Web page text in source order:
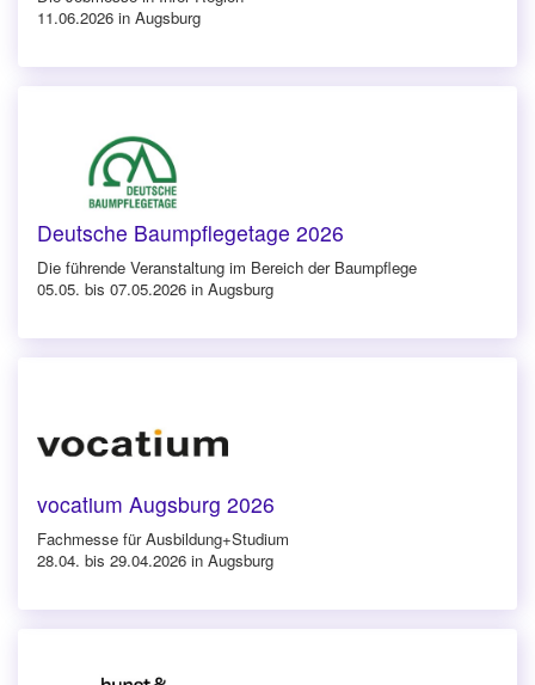
11.06.2026 in Augsburg
Deutsche Baumpflegetage 2026
Die führende Veranstaltung im Bereich der Baumpflege
05.05. bis 07.05.2026 in Augsburg
vocatium Augsburg 2026
Fachmesse für Ausbildung+Studium
28.04. bis 29.04.2026 in Augsburg